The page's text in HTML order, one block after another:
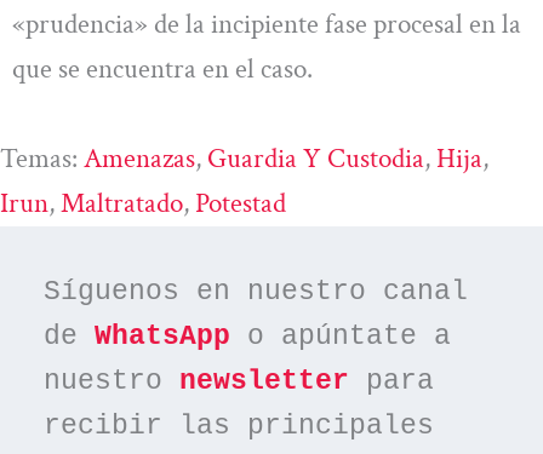
«prudencia» de la incipiente fase procesal en la
que se encuentra en el caso.
Temas: Amenazas, Guardia Y Custodia, Hija
Irun, Maltratado, Potestad
Síguenos en nuestro canal
de WhatsApp o apúntate a
nuestro newsletter para
recibir las principales